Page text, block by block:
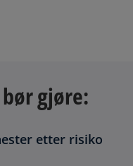
gjøre:
etter risiko